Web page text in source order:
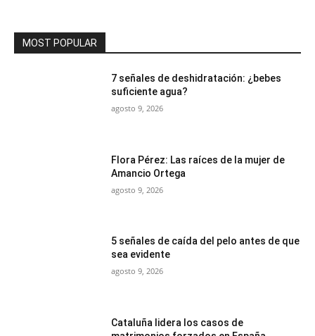
MOST POPULAR
7 señales de deshidratación: ¿bebes
suficiente agua?
agosto 9, 2026
Flora Pérez: Las raíces de la mujer de
Amancio Ortega
agosto 9, 2026
5 señales de caída del pelo antes de que
sea evidente
agosto 9, 2026
Cataluña lidera los casos de